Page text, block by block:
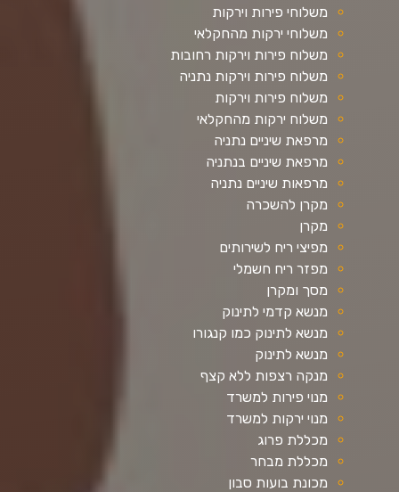
משלוחי פירות וירקות
משלוחי ירקות מהחקלאי
משלוח פירות וירקות רחובות
משלוח פירות וירקות נתניה
משלוח פירות וירקות
משלוח ירקות מהחקלאי
מרפאת שיניים נתניה
מרפאת שיניים בנתניה
מרפאות שיניים נתניה
מקרן להשכרה
מקרן
מפיצי ריח לשירותים
מפזר ריח חשמלי
מסך ומקרן
מנשא קדמי לתינוק
מנשא לתינוק כמו קנגורו
מנשא לתינוק
מנקה רצפות ללא קצף
מנוי פירות למשרד
מנוי ירקות למשרד
מכללת פרוג
מכללת מבחר
מכונת בועות סבון